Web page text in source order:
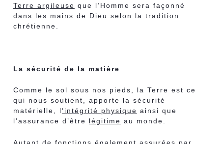
Terre argileuse que l’Homme sera façonné
dans les mains de Dieu selon la tradition
chrétienne.
La sécurité de la matière
Comme le sol sous nos pieds, la Terre est ce
qui nous soutient, apporte la sécurité
matérielle, l‘intégrité physique ainsi que
l’assurance d’être légitime au monde.
Autant de fonctions également assurées par